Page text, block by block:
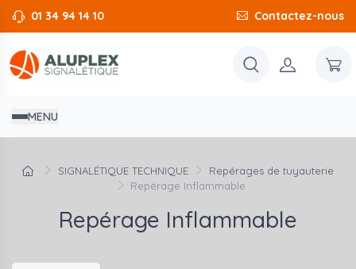
01 34 94 14 10 Contactez-nous
MENU
SIGNALÉTIQUE TECHNIQUE
Repérages de tuyauterie
Repérage Inflammable
Repérage Inflammable